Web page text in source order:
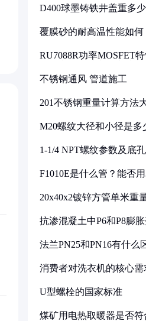
D400球墨铸铁井盖重多少
覆膜砂的耐高温性能如何
RU7088R功率MOSFET
不锈钢通风 管道施工
201不锈钢重量计算方法
M20螺纹大径和小径是多
1-1/4 NPT螺纹参数及底
F1010E是什么管？能否
20x40x2镀锌方管单米重
抗渗混凝土中P6和P8膨
法兰PN25和PN16有什么
消费者对洗衣机的核心
U型螺栓的国家标准
煤矿用电热取暖器是否